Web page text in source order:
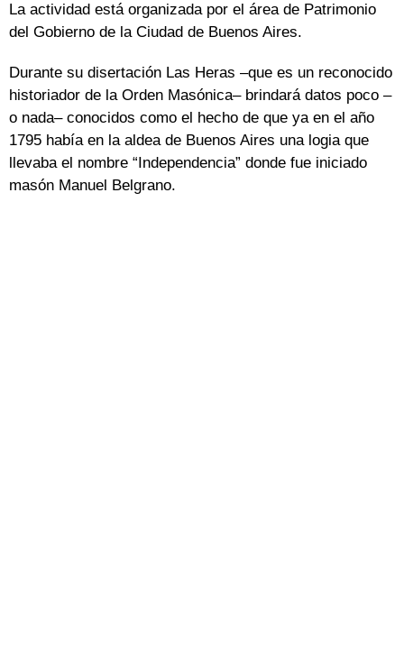
La actividad está organizada por el área de Patrimonio
del Gobierno de la Ciudad de Buenos Aires.
Durante su disertación Las Heras –que es un reconocido
historiador de la Orden Masónica– brindará datos poco –
o nada– conocidos como el hecho de que ya en el año
1795 había en la aldea de Buenos Aires una logia que
llevaba el nombre “Independencia” donde fue iniciado
masón Manuel Belgrano.